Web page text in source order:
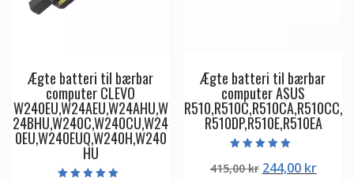
Ægte batteri til bærbar
computer CLEVO
W240EU,W24AEU,W24AHU,W
24BHU,W240C,W240CU,W24
0EU,W240EUQ,W240H,W240
HU
Ægte batteri til bærbar
computer ASUS
R510,R510C,R510CA,R510CC,
R510DP,R510E,R510EA
5.00
ud af 5
415,00kr Den
244,00 krDen